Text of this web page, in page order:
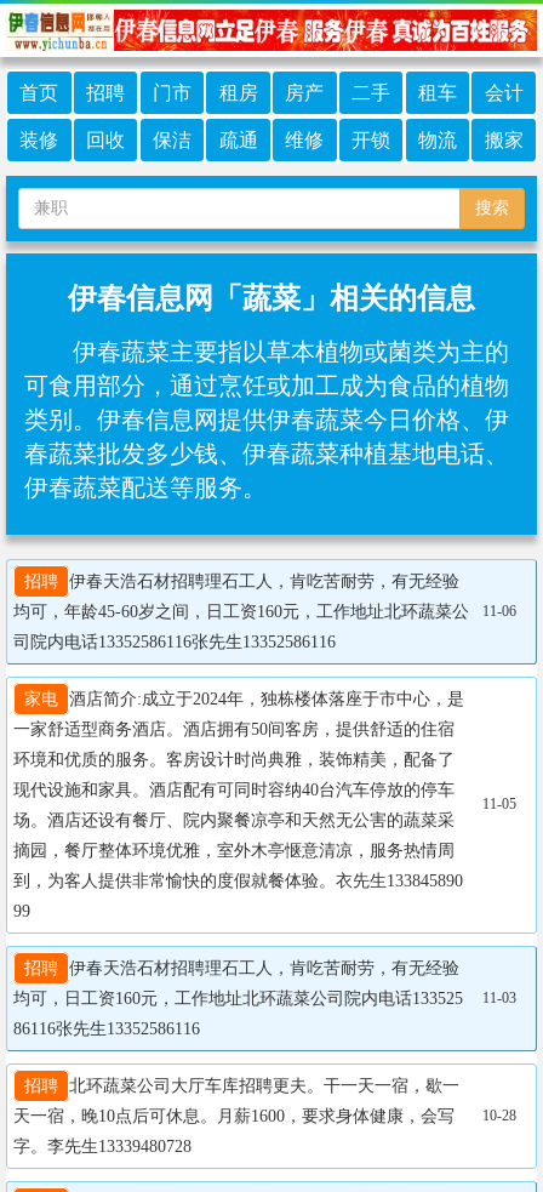
首页 招聘 门市 租房 房产 二手 租车 会计
装修 回收 保洁 疏通 维修 开锁 物流 搬家
搜索
伊春信息网「蔬菜」相关的信息
伊春蔬菜主要指以草本植物或菌类为主的
可食用部分，通过烹饪或加工成为食品的植物
类别‌。伊春信息网提供伊春蔬菜今日价格、伊
春蔬菜批发多少钱、伊春蔬菜种植基地电话、
伊春蔬菜配送等服务。
招聘 伊春天浩石材招聘理石工人，肯吃苦耐劳，有无经验
均可，年龄45-60岁之间，日工资160元，工作地址北环蔬菜公
司院内电话13352586116张先生13352586116
11-06
家电 酒店简介:成立于2024年，独栋楼体落座于市中心，是
一家舒适型商务酒店。酒店拥有50间客房，提供舒适的住宿
环境和优质的服务。客房设计时尚典雅，装饰精美，配备了
现代设施和家具。酒店配有可同时容纳40台汽车停放的停车
场。酒店还设有餐厅、院内聚餐凉亭和天然无公害的蔬菜采
摘园，餐厅整体环境优雅，室外木亭惬意清凉，服务热情周
到，为客人提供非常愉快的度假就餐体验。衣先生133845890
99
11-05
招聘 伊春天浩石材招聘理石工人，肯吃苦耐劳，有无经验
均可，日工资160元，工作地址北环蔬菜公司院内电话133525
86116张先生13352586116
11-03
招聘 北环蔬菜公司大厅车库招聘更夫。干一天一宿，歇一
天一宿，晚10点后可休息。月薪1600，要求身体健康，会写
字。李先生13339480728
10-28